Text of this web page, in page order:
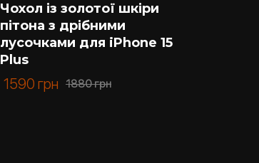
Чохол із золотої шкіри
пітона з дрібними
лусочками для iPhone 15
Plus
1880грн
1590 грн